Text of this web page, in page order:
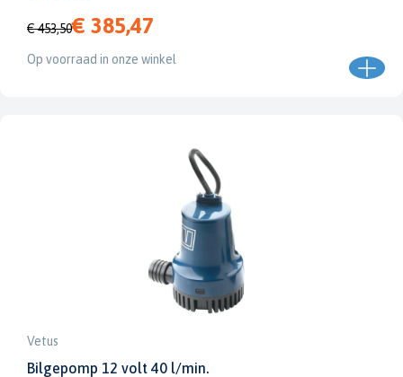
€ 453,50€ 385,47
Op voorraad in onze winkel
Vetus
Bilgepomp 12 volt 40 l/min.